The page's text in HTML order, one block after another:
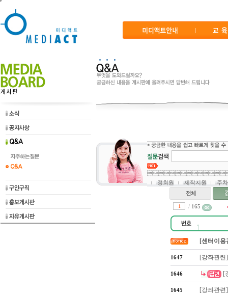
정회원
제작지원 주
/ 165
[센터이
1647 [강좌관
1646 [
1645 [강좌관